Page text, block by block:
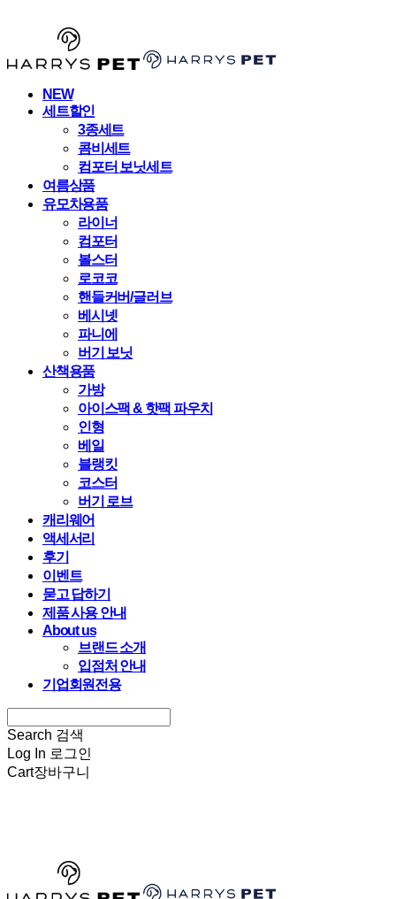
NEW
세트할인
3종세트
콤비세트
컴포터 보닛세트
여름상품
유모차용품
라이너
컴포터
볼스터
로코코
핸들커버/글러브
베시넷
파니에
버기 보닛
산책용품
가방
아이스팩 & 핫팩 파우치
인형
베일
블랭킷
코스터
버기 로브
캐리웨어
액세서리
후기
이벤트
묻고 답하기
제품 사용 안내
About us
브랜드 소개
입점처 안내
기업회원전용
Search 검색
Log In 로그인
Cart장바구니